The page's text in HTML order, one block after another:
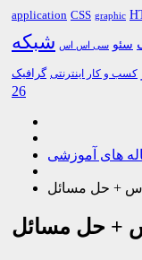
application CSS graphic
سئو سی اس اس شبکه
کسب و کار اینترنتی گرافیک
26
های آموزشی
+ حل مسائل
+ حل مسائل